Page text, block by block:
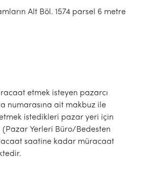
Alt Böl. 1574 parsel 6 metre
etmek isteyen pazarcı
numarasına ait makbuz ile
istedikleri pazar yeri için
Yerleri Büro/Bedesten
saatine kadar müracaat